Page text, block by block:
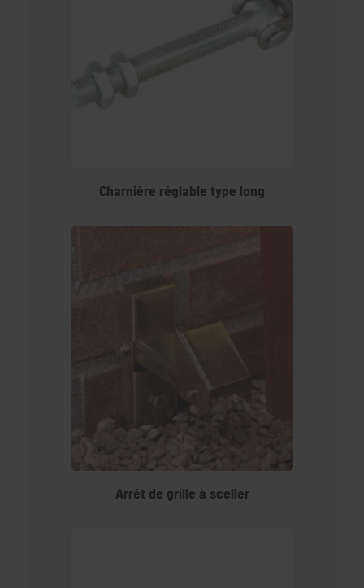
Charnière réglable type long
Arrêt de grille à sceller